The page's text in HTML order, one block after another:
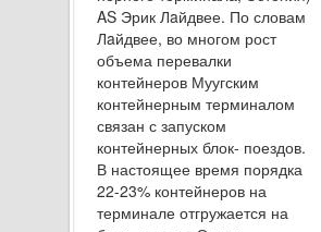
AS Эрик Лaйдвее. По словам
Лaйдвее, во многом рост
объема пере­валки
контейнеров Муугским
контейнерным тер­миналом
связан с запуском
контейнерных блок- поездов.
В настоящее время порядка
22-23% контейнеров на
терминале отгружается на